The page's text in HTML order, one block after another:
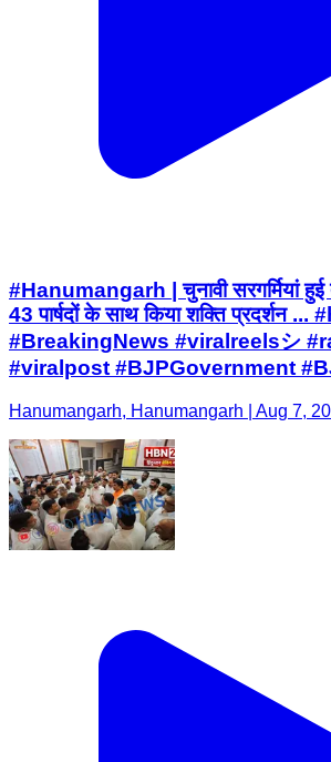
#Hanumangarh | चुनावी सरगर्मियां हुई
43 पार्षदों के साथ किया शक्ति प्रदर्शन
#BreakingNews #viralreelsシ
#viralpost #BJPGovernment
Hanumangarh, Hanumangarh | Aug 7,